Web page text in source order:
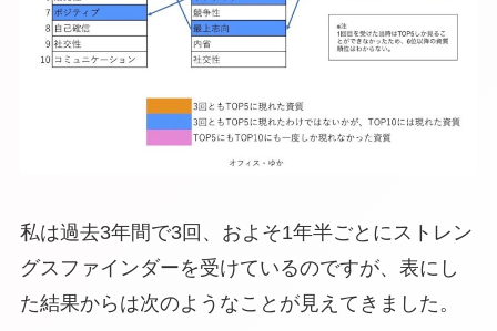
私は過去3年間で3回、およそ1年半ごとにストレン
グスファインダーを受けているのですが、表にし
た結果からは次のようなことが見えてきました。